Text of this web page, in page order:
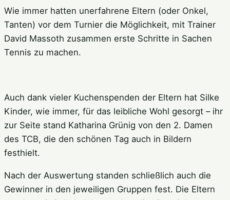
Wie immer hatten unerfahrene Eltern (oder Onkel,
Tanten) vor dem Turnier die Möglichkeit, mit Trainer
David Massoth zusammen erste Schritte in Sachen
Tennis zu machen.
Auch dank vieler Kuchenspenden der Eltern hat Silke
Kinder, wie immer, für das leibliche Wohl gesorgt – ihr
zur Seite stand Katharina Grünig von den 2. Damen
des TCB, die den schönen Tag auch in Bildern
festhielt.
Nach der Auswertung standen schließlich auch die
Gewinner in den jeweiligen Gruppen fest. Die Eltern